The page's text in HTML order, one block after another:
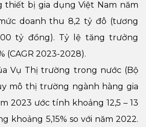
thiết bị gia dụng Việt Nam năm
doanh thu 8,2 tỷ đô (tương
tỷ đồng). Tỷ lệ tăng trưởng
(CAGR 2023-2028).
Vụ Thị trường trong nước (Bộ
mô thị trường ngành hàng gia
2023 ước tính khoảng 12,5 – 13
khoảng 5,15% so với năm 2022.